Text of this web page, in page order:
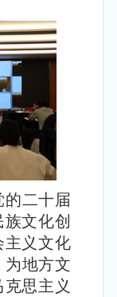
二十届
文化创
主义文化
为地方文
思主义